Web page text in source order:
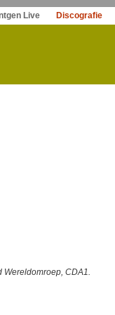
Live Discografie
Wereldomroep, CDA1.